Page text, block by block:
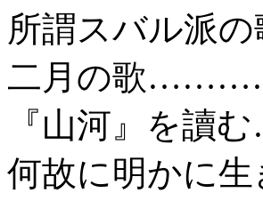
所謂スバル
二月の歌
『山河』
何故に明か